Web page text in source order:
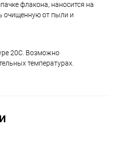
флакона, наносится на
очищенную от пыли и
20С. Возможно
температурах.